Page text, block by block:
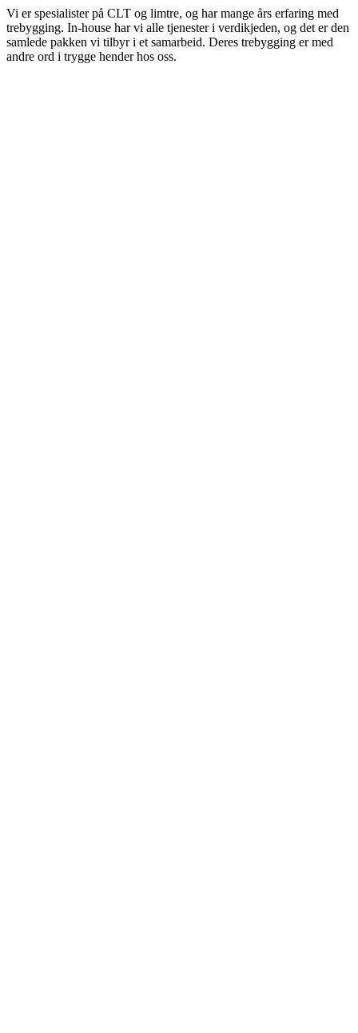
Vi er spesialister på CLT og limtre, og har mange års erfaring med
trebygging. In-house har vi alle tjenester i verdikjeden, og det er den
samlede pakken vi tilbyr i et samarbeid. Deres trebygging er med
andre ord i trygge hender hos oss.